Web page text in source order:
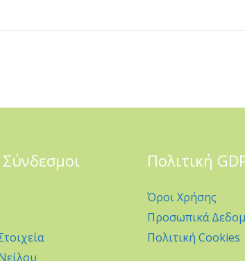
Πολιτική
Όροι Χρήσης
Προσωπικά
Πολιτική Cookies